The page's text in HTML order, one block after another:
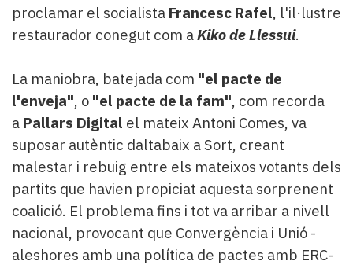
proclamar el socialista Francesc Rafel, l'il·lustre
restaurador conegut com aKiko de Llessui.
La maniobra, batejada com "el pacte de
l'enveja", o "el pacte de la fam", com recorda
a Pallars Digital el mateix Antoni Comes, va
suposar autèntic daltabaix a Sort, creant
malestar i rebuig entre els mateixos votants dels
partits que havien propiciat aquesta sorprenent
coalició. El problema fins i tot va arribar a nivell
nacional, provocant que Convergència i Unió -
aleshores amb una política de pactes amb ERC-